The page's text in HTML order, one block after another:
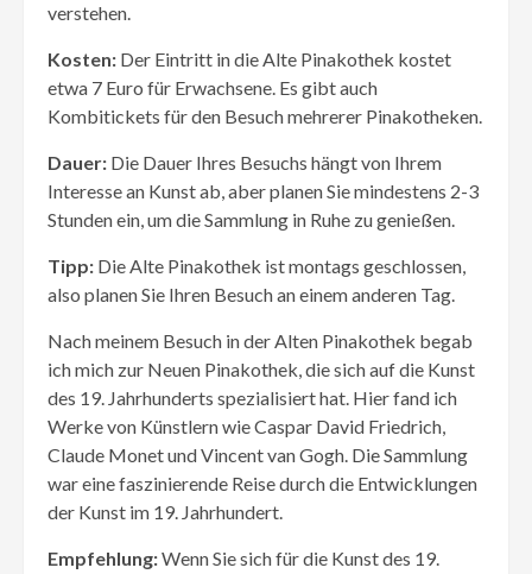
verstehen.
Kosten: Der Eintritt in die Alte Pinakothek kostet
etwa 7 Euro für Erwachsene. Es gibt auch
Kombitickets für den Besuch mehrerer Pinakotheken.
Dauer: Die Dauer Ihres Besuchs hängt von Ihrem
Interesse an Kunst ab, aber planen Sie mindestens 2-3
Stunden ein, um die Sammlung in Ruhe zu genießen.
Tipp: Die Alte Pinakothek ist montags geschlossen,
also planen Sie Ihren Besuch an einem anderen Tag.
Nach meinem Besuch in der Alten Pinakothek begab
ich mich zur Neuen Pinakothek, die sich auf die Kunst
des 19. Jahrhunderts spezialisiert hat. Hier fand ich
Werke von Künstlern wie Caspar David Friedrich,
Claude Monet und Vincent van Gogh. Die Sammlung
war eine faszinierende Reise durch die Entwicklungen
der Kunst im 19. Jahrhundert.
Empfehlung:Wenn Sie sich für die Kunst des 19.